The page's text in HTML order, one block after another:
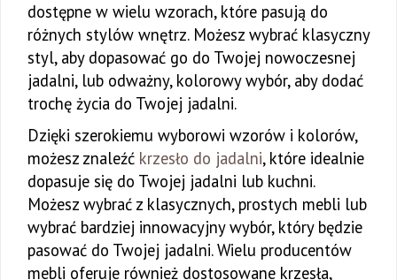
dostępne w wielu wzorach, które pasują do
różnych stylów wnętrz. Możesz wybrać klasyczny
styl, aby dopasować go do Twojej nowoczesnej
jadalni, lub odważny, kolorowy wybór, aby dodać
trochę życia do Twojej jadalni.
Dzięki szerokiemu wyborowi wzorów i kolorów,
możesz znaleźć krzesło do jadalni, które idealnie
dopasuje się do Twojej jadalni lub kuchni.
Możesz wybrać z klasycznych, prostych mebli lub
wybrać bardziej innowacyjny wybór, który będzie
pasować do Twojej jadalni. Wielu producentów
mebli oferuje również dostosowane krzesła,